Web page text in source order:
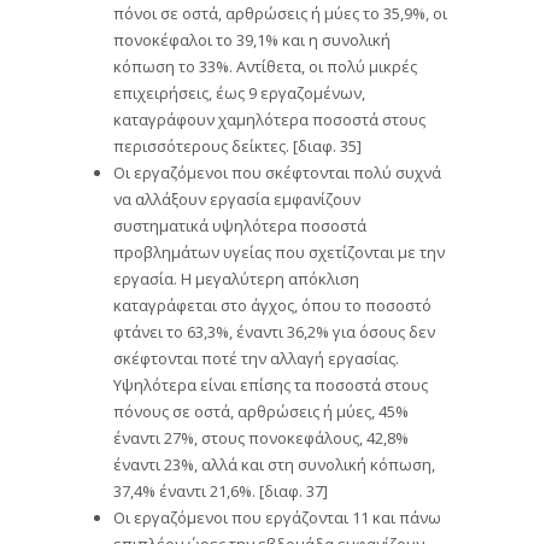
πόνοι σε οστά, αρθρώσεις ή μύες το 35,9%, οι
πονοκέφαλοι το 39,1% και η συνολική
κόπωση το 33%. Αντίθετα, οι πολύ μικρές
επιχειρήσεις, έως 9 εργαζομένων,
καταγράφουν χαμηλότερα ποσοστά στους
περισσότερους δείκτες. [διαφ. 35]
Οι εργαζόμενοι που σκέφτονται πολύ συχνά
να αλλάξουν εργασία εμφανίζουν
συστηματικά υψηλότερα ποσοστά
προβλημάτων υγείας που σχετίζονται με την
εργασία. Η μεγαλύτερη απόκλιση
καταγράφεται στο άγχος, όπου το ποσοστό
φτάνει το 63,3%, έναντι 36,2% για όσους δεν
σκέφτονται ποτέ την αλλαγή εργασίας.
Υψηλότερα είναι επίσης τα ποσοστά στους
πόνους σε οστά, αρθρώσεις ή μύες, 45%
έναντι 27%, στους πονοκεφάλους, 42,8%
έναντι 23%, αλλά και στη συνολική κόπωση,
37,4% έναντι 21,6%. [διαφ. 37]
Οι εργαζόμενοι που εργάζονται 11 και πάνω